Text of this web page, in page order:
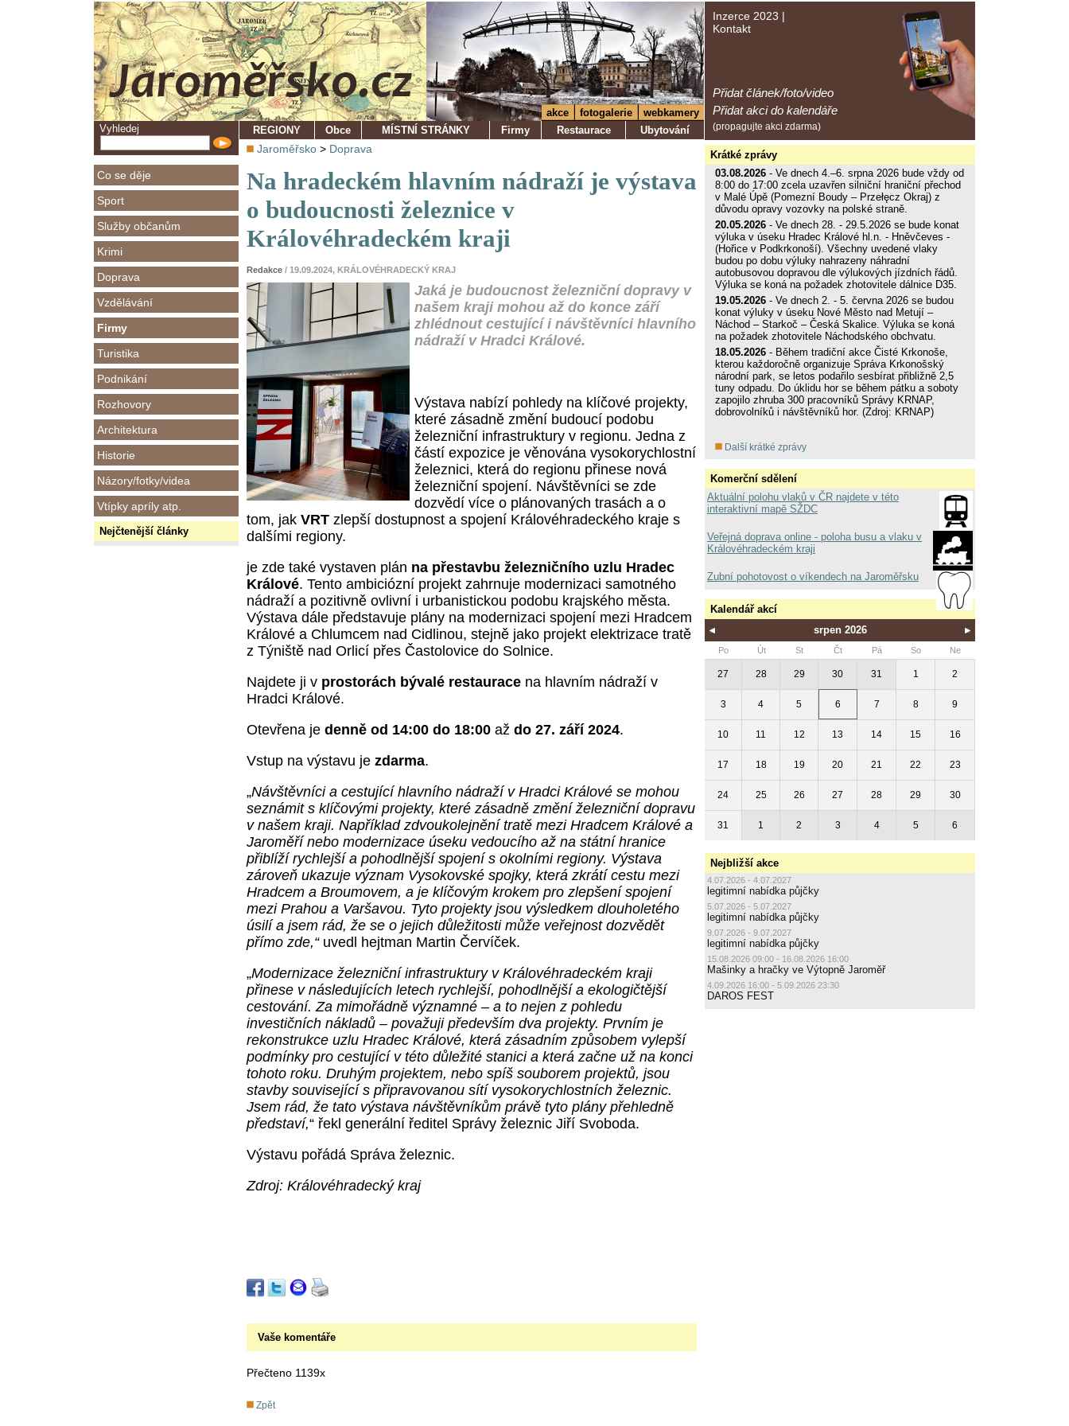
Vyhledej
Co se děje
Sport
Služby občanům
Krimi
Doprava
Vzdělávání
Firmy
Turistika
Podnikání
Rozhovory
Architektura
Historie
Názory/fotky/videa
Vtípky apríly atp.
Nejčtenější články
Inzerce 2023 |
Kontakt
Přidat článek/foto/video
Přidat akci do kalendáře
(propagujte akci zdarma)
akce fotogalerie
webkamery
REGIONY
Obce MÍSTNÍ STRÁNKY Firmy Restaurace Ubytování
Jaroměřsko > Doprava
Na hradeckém hlavním nádraží je výstava
o budoucnosti železnice v
Královéhradeckém kraji
Redakce / 19.09.2024, KRÁLOVÉHRADECKÝ KRAJ
Jaká je budoucnost železniční dopravy v
našem kraji mohou až do konce září
zhlédnout cestující i návštěvníci hlavního
nádraží v Hradci Králové.
Výstava nabízí pohledy na klíčové projekty,
které zásadně změní budoucí podobu
železniční infrastruktury v regionu. Jedna z
částí expozice je věnována vysokorychlostní
železnici, která do regionu přinese nová
železniční spojení. Návštěvníci se zde
dozvědí více o plánovaných trasách a o
tom, jak VRT zlepší dostupnost a spojení Královéhradeckého kraje s
dalšími regiony.
je zde také vystaven plán na přestavbu železničního uzlu Hradec
Králové. Tento ambiciózní projekt zahrnuje modernizaci samotného
nádraží a pozitivně ovlivní i urbanistickou podobu krajského města.
Výstava dále představuje plány na modernizaci spojení mezi Hradcem
Králové a Chlumcem nad Cidlinou, stejně jako projekt elektrizace tratě
z Týniště nad Orlicí přes Častolovice do Solnice.
Najdete ji v prostorách bývalé restaurace na hlavním nádraží v
Hradci Králové.
Otevřena je denně od 14:00 do 18:00 až do 27. září 2024.
Vstup na výstavu je zdarma.
„Návštěvníci a cestující hlavního nádraží v Hradci Králové se mohou
seznámit s klíčovými projekty, které zásadně změní železniční dopravu
v našem kraji. Například zdvoukolejnění tratě mezi Hradcem Králové a
Jaroměří nebo modernizace úseku vedoucího až na státní hranice
přiblíží rychlejší a pohodlnější spojení s okolními regiony. Výstava
zároveň ukazuje význam Vysokovské spojky, která zkrátí cestu mezi
Hradcem a Broumovem, a je klíčovým krokem pro zlepšení spojení
mezi Prahou a Varšavou. Tyto projekty jsou výsledkem dlouholetého
úsilí a jsem rád, že se o jejich důležitosti může veřejnost dozvědět
přímo zde,“ uvedl hejtman Martin Červíček.
„Modernizace železniční infrastruktury v Královéhradeckém kraji
přinese v následujících letech rychlejší, pohodlnější a ekologičtější
cestování. Za mimořádně významné – a to nejen z pohledu
investičních nákladů – považuji především dva projekty. Prvním je
rekonstrukce uzlu Hradec Králové, která zásadním způsobem vylepší
podmínky pro cestující v této důležité stanici a která začne už na konci
tohoto roku. Druhým projektem, nebo spíš souborem projektů, jsou
stavby související s připravovanou sítí vysokorychlostních železnic.
Jsem rád, že tato výstava návštěvníkům právě tyto plány přehledně
představí,“ řekl generální ředitel Správy železnic Jiří Svoboda.
Výstavu pořádá Správa železnic.
Zdroj: Královéhradecký kraj
Vaše komentáře
Přečteno 1139x
Zpět
Krátké zprávy
03.08.2026 - Ve dnech 4.–6. srpna 2026 bude vždy od
8:00 do 17:00 zcela uzavřen silniční hraniční přechod
v Malé Úpě (Pomezní Boudy – Przełęcz Okraj) z
důvodu opravy vozovky na polské straně.
20.05.2026 - Ve dnech 28. - 29.5.2026 se bude konat
výluka v úseku Hradec Králové hl.n. - Hněvčeves -
(Hořice v Podkrkonoší). Všechny uvedené vlaky
budou po dobu výluky nahrazeny náhradní
autobusovou dopravou dle výlukových jízdních řádů.
Výluka se koná na požadek zhotovitele dálnice D35.
19.05.2026 - Ve dnech 2. - 5. června 2026 se budou
konat výluky v úseku Nové Město nad Metují –
Náchod – Starkoč – Česká Skalice. Výluka se koná
na požadek zhotovitele Náchodského obchvatu.
18.05.2026 - Během tradiční akce Čisté Krkonoše,
kterou každoročně organizuje Správa Krkonošský
národní park, se letos podařilo sesbírat přibližně 2,5
tuny odpadu. Do úklidu hor se během pátku a soboty
zapojilo zhruba 300 pracovníků Správy KRNAP,
dobrovolníků i návštěvníků hor. (Zdroj: KRNAP)
Další krátké zprávy
Komerční sdělení
Aktuální polohu vlaků v ČR najdete v této
interaktivní mapě SŽDC
Veřejná doprava online - poloha busu a vlaku v
Královéhradeckém kraji
Zubní pohotovost o víkendech na Jaroměřsku
Kalendář akcí
srpen 2026
Po Út St Čt Pá So Ne
27 28 29 30 31 1 2
3 4 5 6 7 8 9
10 11 12 13 14 15 16
17 18 19 20 21 22 23
24 25 26 27 28 29 30
31 1 2 3 4 5 6
Nejbližší akce
4.07.2026 - 4.07.2027
legitimní nabídka půjčky
5.07.2026 - 5.07.2027
legitimní nabídka půjčky
9.07.2026 - 9.07.2027
legitimní nabídka půjčky
15.08.2026 09:00 - 16.08.2026 16:00
Mašinky a hračky ve Výtopně Jaroměř
4.09.2026 16:00 - 5.09.2026 23:30
DAROS FEST